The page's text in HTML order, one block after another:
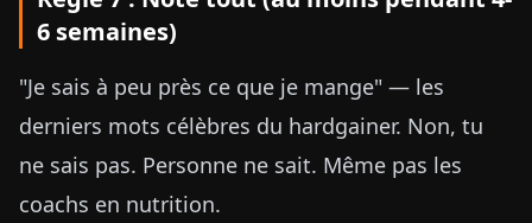
6 semaines)
"Je sais à peu près ce que je mange" — les
derniers mots célèbres du hardgainer. Non, tu
ne sais pas. Personne ne sait. Même pas les
coachs en nutrition.